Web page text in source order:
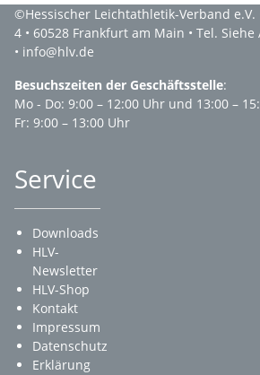
©Hessischer Leichtathletik-Verband e.V.
4 • 60528 Frankfurt am Main • Tel.
• info@hlv.de
Besuchszeiten der Geschäftsstelle:
Mo - Do: 9:00 – 12:00 Uhr und 13:00 –
Fr: 9:00 – 13:00 Uhr
Service
Downloads
HLV-
Newsletter
HLV-Shop
Kontakt
Impressum
Datenschutz
Erklärung